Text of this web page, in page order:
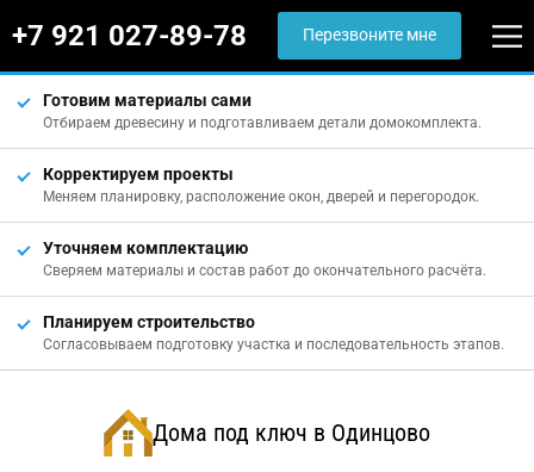
+7 921 027-89-78 Перезвоните мне
Готовим материалы сами
Отбираем древесину и подготавливаем детали домокомплекта.
Корректируем проекты
Меняем планировку, расположение окон, дверей и перегородок.
Уточняем комплектацию
Сверяем материалы и состав работ до окончательного расчёта.
Планируем строительство
Согласовываем подготовку участка и последовательность этапов.
Дома под ключ в Одинцово